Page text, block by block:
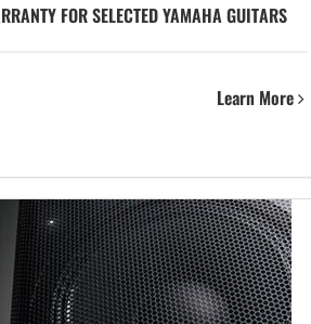
FOR SELECTED YAMAHA GUITARS
Learn More